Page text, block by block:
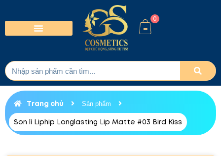
0
Trang chủ Sản phẩm
Son lì Liphip Longlasting Lip Matte #03 Bird Kiss